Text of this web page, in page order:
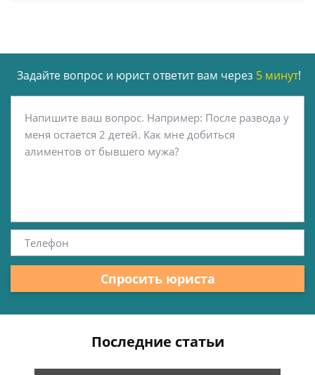
Задайте вопрос и юрист ответит вам через 5 минут!
Спросить юриста
Последние статьи